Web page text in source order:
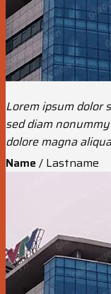
Lorem ipsum dolor
sed diam
dolore magna
Name/ Lastname